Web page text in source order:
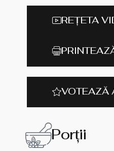
REȚETA
VOTEAZĂ
Porții